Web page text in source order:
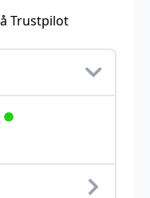
Trustpilot